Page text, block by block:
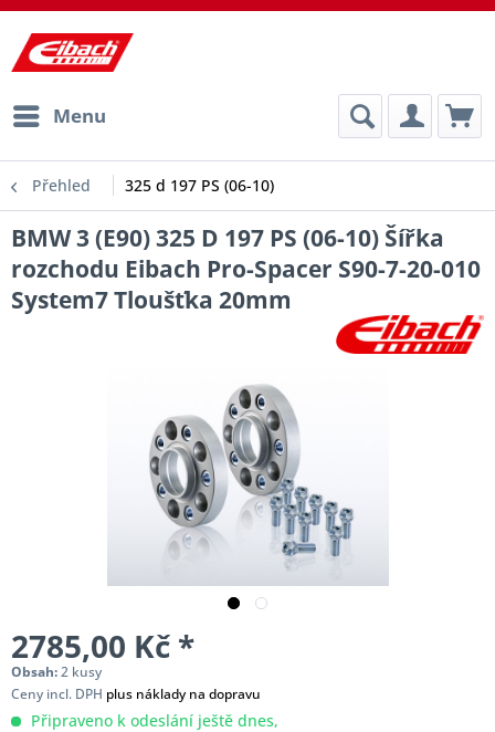
Menu
Přehled 325 d 197 PS (06-10)
BMW 3 (E90) 325 D 197 PS (06-10) Šířka
rozchodu Eibach Pro-Spacer S90-7-20-010
System7 Tloušťka 20mm
2785,00 Kč *
Obsah:2 kusy
Ceny incl. DPH plus náklady na dopravu
Připraveno k odeslání ještě dnes,